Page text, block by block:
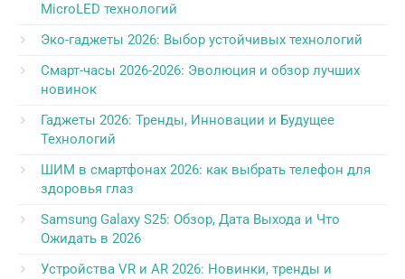
MicroLED технологий
Эко-гаджеты 2026: Выбор устойчивых технологий
Смарт-часы 2026-2026: Эволюция и обзор лучших
новинок
Гаджеты 2026: Тренды, Инновации и Будущее
Технологий
ШИМ в смартфонах 2026: как выбрать телефон для
здоровья глаз
Samsung Galaxy S25: Обзор, Дата Выхода и Что
Ожидать в 2026
Устройства VR и AR 2026: Новинки, тренды и